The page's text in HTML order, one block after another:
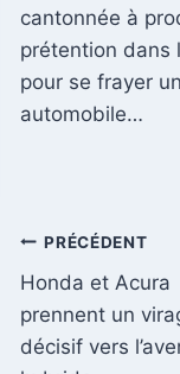
cantonnée à
prétention dans
pour se frayer
automobile…
Navigation
de
l’article
PRÉCÉDENT
Honda et Acura
prennent un
décisif vers